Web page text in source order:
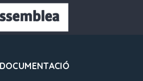
DOCUMENTACIÓ